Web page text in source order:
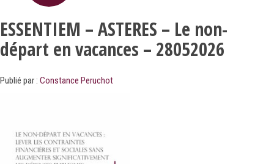
ESSENTIEM – ASTERES – Le non-
départ en vacances – 28052026
Publié par : Constance Peruchot